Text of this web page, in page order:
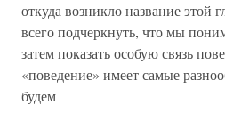
откуда возникло название этой
всего подчеркнуть, что мы
затем показать особую связь
«поведение» имеет самые
будем